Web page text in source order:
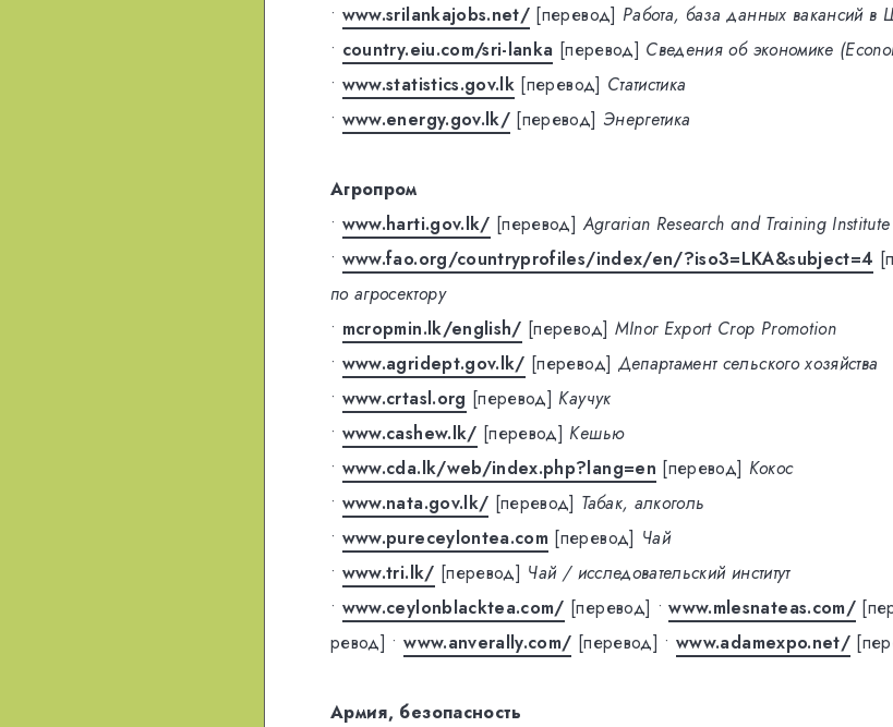
• www.srilankajobs.net/ [перевод] Работа, база данных вакансий в
• country.eiu.com/sri-lanka [перевод] Сведения об экономике
• www.statistics.gov.lk [перевод] Статистика
• www.energy.gov.lk/ [перевод] Энергетика
Агропром
• www.harti.gov.lk/ [перевод] Agrarian Research and Training Institute
• www.fao.org/countryprofiles/index/en/?iso3=LKA&subject=4
по агросектору
• mcropmin.lk/english/ [перевод] MInor Export Crop Promotion
• www.agridept.gov.lk/ [перевод] Департамент сельского хозяйства
• www.crtasl.org [перевод] Каучук
• www.cashew.lk/ [перевод] Кешью
• www.cda.lk/web/index.php?lang=en [перевод] Кокос
• www.nata.gov.lk/ [перевод] Табак, алкоголь
• www.pureceylontea.com [перевод] Чай
• www.tri.lk/ [перевод] Чай / исследовательский институт
• www.ceylonblacktea.com/ [перевод] •www.mlesnateas.com/
ревод] •www.anverally.com/ [перевод] •www.adamexpo.net/
Армия, безопасность